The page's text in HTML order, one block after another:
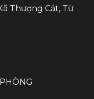
Thượng Cát, Từ